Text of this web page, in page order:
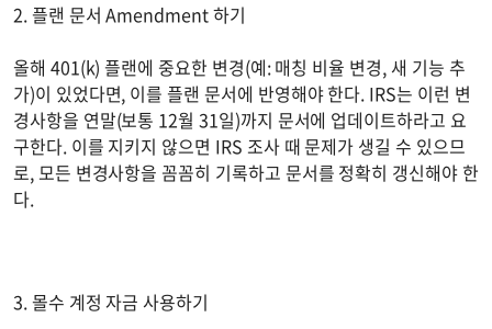
2. 플랜 문서 Amendment 하기
올해 401(k) 플랜에 중요한 변경(예: 매칭 비율 변경, 새 기능 추
가)이 있었다면, 이를 플랜 문서에 반영해야 한다. IRS는 이런 변
경사항을 연말(보통 12월 31일)까지 문서에 업데이트하라고 요
구한다. 이를 지키지 않으면 IRS 조사 때 문제가 생길 수 있으므
로, 모든 변경사항을 꼼꼼히 기록하고 문서를 정확히 갱신해야 한
다.
3. 몰수 계정 자금 사용하기